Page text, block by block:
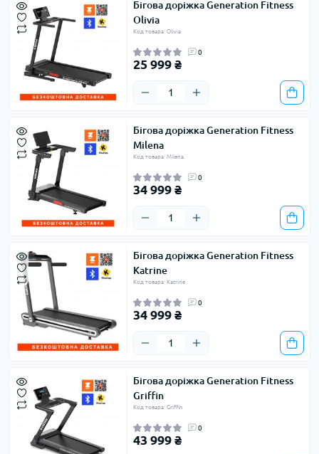
Бігова доріжка Generation Fitness
Olivia
Код товара: Olivia
0
25 999 ₴
Бігова доріжка Generation Fitness
Milena
Код товара: Milena
0
34 999 ₴
Бігова доріжка Generation Fitness
Katrine
Код товара: Katrine
0
34 999 ₴
Бігова доріжка Generation Fitness
Griffin
Код товара: Griffin
0
43 999 ₴